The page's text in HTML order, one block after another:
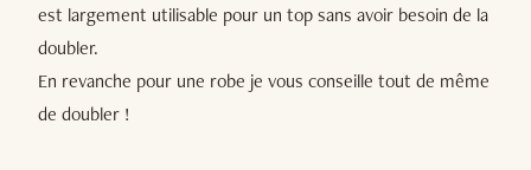
est largement utilisable pour un top sans avoir besoin de la
doubler.
En revanche pour une robe je vous conseille tout de même
de doubler !